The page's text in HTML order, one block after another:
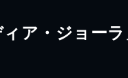
ィア・ジョー